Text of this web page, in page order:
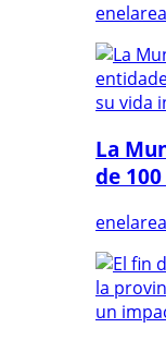
enelarea
La
de
enelarea